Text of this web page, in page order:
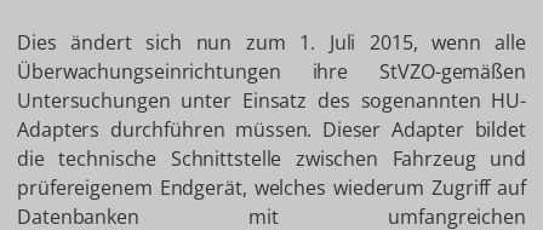
Dies ändert sich nun zum 1. Juli 2015, wenn alle
Überwachungseinrichtungen ihre StVZO-gemäßen
Untersuchungen unter Einsatz des sogenannten HU-
Adapters durchführen müssen. Dieser Adapter bildet
die technische Schnittstelle zwischen Fahrzeug und
prüfereigenem Endgerät, welches wiederum Zugriff auf
Datenbanken mit umfangreichen